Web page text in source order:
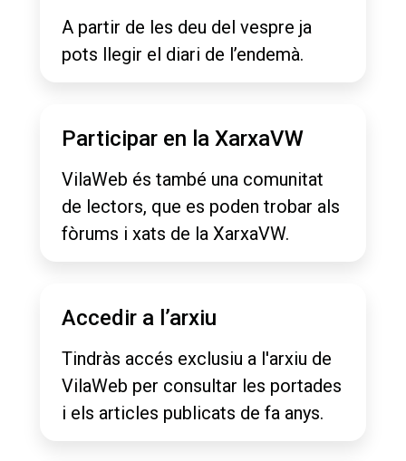
A partir de les deu del vespre ja
pots llegir el diari de l’endemà.
Participar en la XarxaVW
VilaWeb és també una comunitat
de lectors, que es poden trobar als
fòrums i xats de la XarxaVW.
Accedir a l’arxiu
Tindràs accés exclusiu a l'arxiu de
VilaWeb per consultar les portades
i els articles publicats de fa anys.